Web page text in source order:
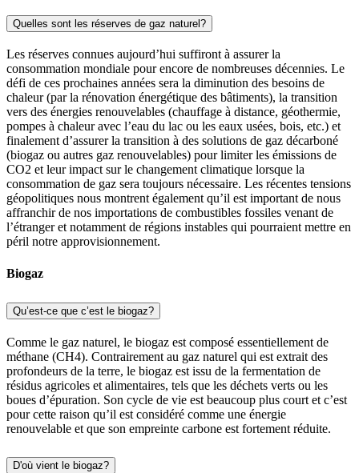
Quelles sont les réserves de gaz naturel?
Les réserves connues aujourd’hui suffiront à assurer la
consommation mondiale pour encore de nombreuses décennies. Le
défi de ces prochaines années sera la diminution des besoins de
chaleur (par la rénovation énergétique des bâtiments), la transition
vers des énergies renouvelables (chauffage à distance, géothermie,
pompes à chaleur avec l’eau du lac ou les eaux usées, bois, etc.) et
finalement d’assurer la transition à des solutions de gaz décarboné
(biogaz ou autres gaz renouvelables) pour limiter les émissions de
CO2 et leur impact sur le changement climatique lorsque la
consommation de gaz sera toujours nécessaire. Les récentes tensions
géopolitiques nous montrent également qu’il est important de nous
affranchir de nos importations de combustibles fossiles venant de
l’étranger et notamment de régions instables qui pourraient mettre en
péril notre approvisionnement.
Biogaz
Qu’est-ce que c’est le biogaz?
Comme le gaz naturel, le biogaz est composé essentiellement de
méthane (CH4). Contrairement au gaz naturel qui est extrait des
profondeurs de la terre, le biogaz est issu de la fermentation de
résidus agricoles et alimentaires, tels que les déchets verts ou les
boues d’épuration. Son cycle de vie est beaucoup plus court et c’est
pour cette raison qu’il est considéré comme une énergie
renouvelable et que son empreinte carbone est fortement réduite.
D'où vient le biogaz?